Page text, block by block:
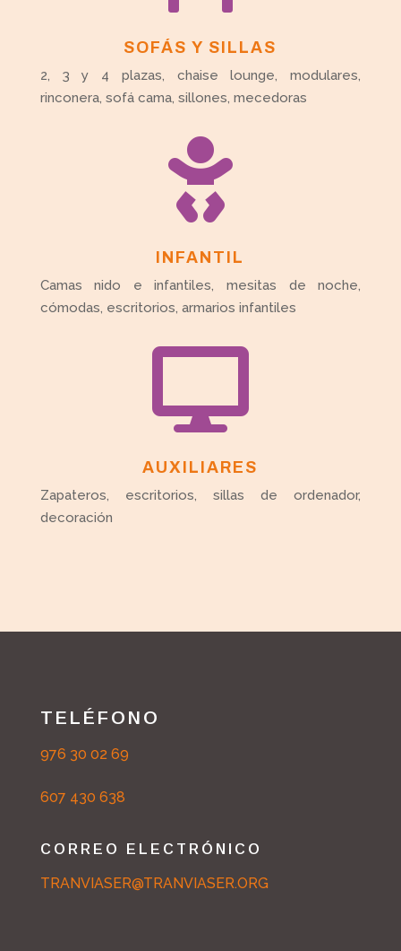
SOFÁS Y SILLAS
2, 3 y 4 plazas, chaise lounge, modulares,
rinconera, sofá cama, sillones, mecedoras

INFANTIL
Camas nido e infantiles, mesitas de noche,
cómodas, escritorios, armarios infantiles

AUXILIARES
Zapateros, escritorios, sillas de ordenador,
decoración
TELÉFONO
976 30 02 69
607 430 638
CORREO ELECTRÓNICO
TRANVIASER@TRANVIASER.ORG